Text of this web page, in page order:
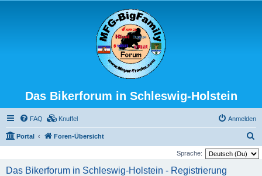
Das Bikerforum in Schleswig-Holstein
FAQ Knuffel Anmelden
Portal Foren-Übersicht
u
Sprache:
Das Bikerforum in Schleswig-Holstein - Registrierung